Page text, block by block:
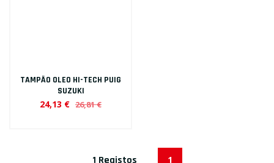
TAMPÃO OLEO HI-TECH PUIG
SUZUKI
24,13 € 26,81 €
1 Registos 1